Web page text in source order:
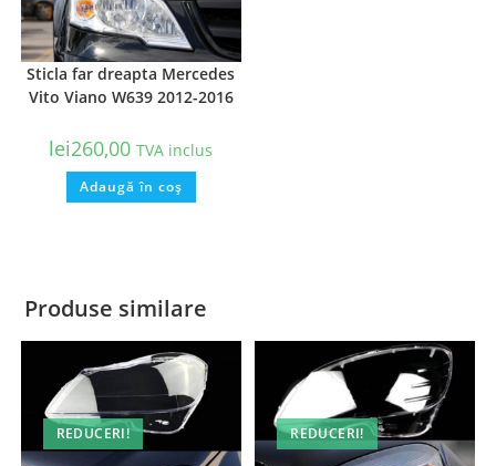
Sticla far dreapta Mercedes
Vito Viano W639 2012-2016
lei260,00 TVA inclus
Adaugă în coș
Produse similare
REDUCERI! REDUCERI!